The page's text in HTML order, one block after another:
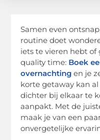
Samen even
routine doet
iets te vieren hebt
quality time: Boek
overnachting en je
korte getaway kan
dichter bij elkaar te
aanpakt. Met de
maak je van een
onvergetelijke